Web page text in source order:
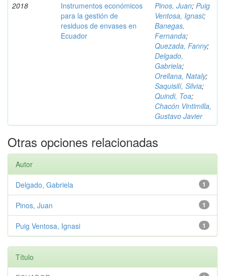
2018
Instrumentos económicos
para la gestión de
residuos de envases en
Ecuador
Pinos, Juan; Puig
Ventosa, Ignasi;
Banegas,
Fernanda;
Quezada, Fanny;
Delgado,
Gabriela;
Orellana, Nataly;
Saquisilí, Silvia;
Quindi, Toa;
Chacón Vintimilla,
Gustavo Javier
Otras opciones relacionadas
Autor
1
Delgado, Gabriela
1
Pinos, Juan
1
Puig Ventosa, Ignasi
Título